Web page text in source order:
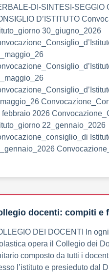
DI-SINTESI-SEGGIO
D’ISTITUTO
30_giugno_2026
febbraio 2026
22_gennaio_2026
docenti: compiti e
DEI DOCENTI In
opera il Collegio dei
composto da tutti i
l’istituto e presieduto dal